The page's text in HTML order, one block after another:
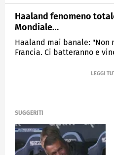
Haaland fenomeno
Mondiale…
Haaland mai banale: "Non
Francia. Ci batteranno e
SUGGERITI